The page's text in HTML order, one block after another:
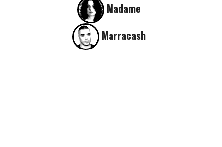
Madame
Marracash